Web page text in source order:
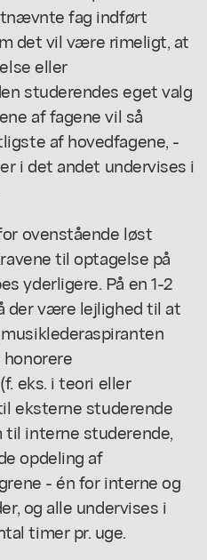
fag indført
det vil være rimeligt, at
eller
studerendes eget valg
af fagene vil så
af hovedfagene, -
i det andet undervises i
ovenstående løst
til optagelse på
yderligere. På en 1-2
der være lejlighed til at
eks. i teori eller
eksterne studerende
interne studerende,
opdeling af
- én for interne og
og alle undervises i
timer pr. uge.